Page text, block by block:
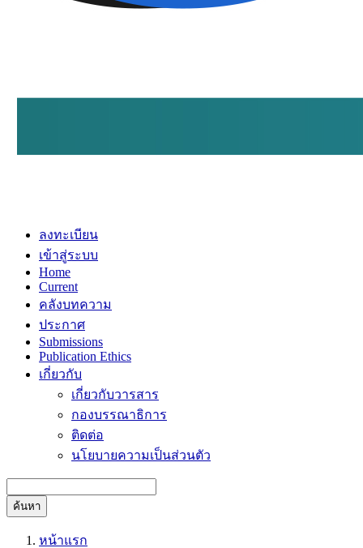
ลงทะเบียน
เข้าสู่ระบบ
Home
Current
คลังบทความ
ประกาศ
Submissions
Publication Ethics
เกี่ยวกับ
เกี่ยวกับวารสาร
กองบรรณาธิการ
ติดต่อ
นโยบายความเป็นส่วนตัว
ค้นหา
หน้าแรก